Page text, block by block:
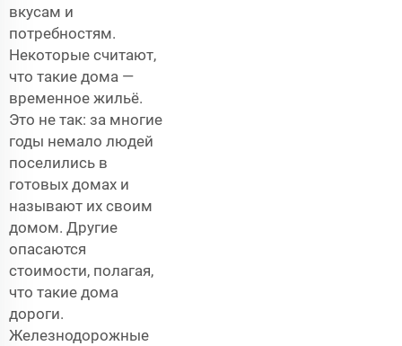
вкусам и
потребностям.
Некоторые считают,
что такие дома —
временное жильё.
Это не так: за многие
годы немало людей
поселились в
готовых домах и
называют их своим
домом. Другие
опасаются
стоимости, полагая,
что такие дома
дороги.
Железнодорожные